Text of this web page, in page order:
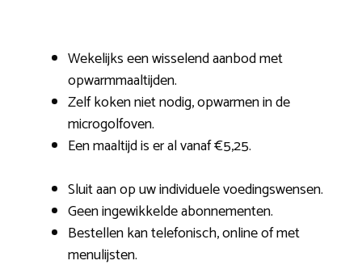
Wekelijks een wisselend aanbod met
opwarmmaaltijden.
Zelf koken niet nodig, opwarmen in de
microgolfoven.
Een maaltijd is er al vanaf €5,25.
Sluit aan op uw individuele voedingswensen.
Geen ingewikkelde abonnementen.
Bestellen kan telefonisch, online of met
menulijsten.